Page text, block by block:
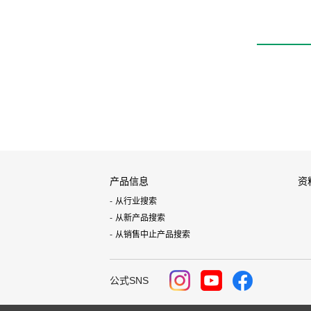
产品信息
从行业搜索
从新产品搜索
从销售中止产品搜索
资
公式SNS